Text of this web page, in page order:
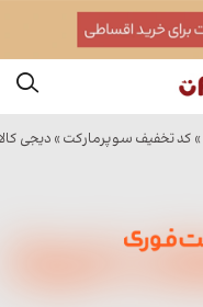
» کد تخفیف سوپرمارکت » دیجی